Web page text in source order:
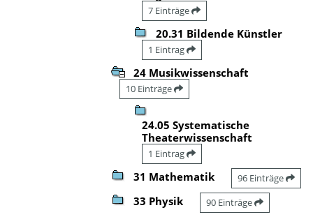
7 Einträge
20.31 Bildende Künstler
1 Eintrag
24 Musikwissenschaft
10 Einträge
24.05 Systematische
Theaterwissenschaft
1 Eintrag
31 Mathematik 96 Einträge
33 Physik 90 Einträge